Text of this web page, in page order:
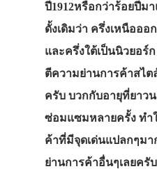
ปี1912หรือกว่าร้อยปีม
ดั้งเดิมว่า ครึ่งเหนืออ
และครึ่งใต้เป็นนิวยอร์ก
ตีความย่านการค้าสไ
ครับ บวกกับอายุที่ยาว
ซ่อมแซมหลายครั้ง ทำ
ค้าที่มีจุดเด่นแปลกๆม
ย่านการค้าอื่นๆเลยครับ